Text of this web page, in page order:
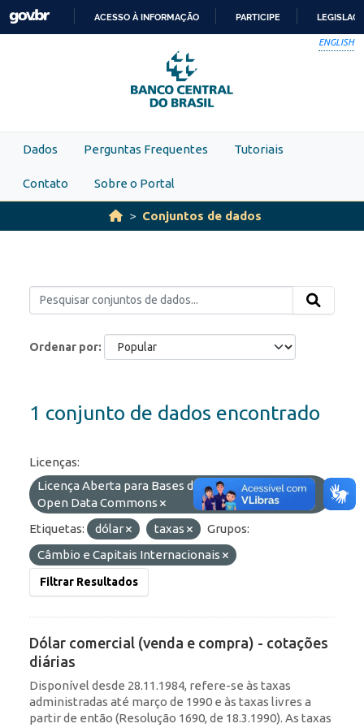
Skip to main content
PARA
O
CONTEÚDO
ACESSO À INFORMAÇÃO PARTICIPE
ENGLISH
Dados Perguntas Frequentes Tutoriais
Contato Sobre o Portal
Conjuntos de dados
Ordenar por
1 conjunto de dados encontrado
Licenças:
Licença Aberta para Bases de Dados (ODbL) do
Open Data Commons
Etiquetas:
dólar taxas
Grupos:
Câmbio e Capitais Internacionais
Filtrar Resultados
Dólar comercial (venda e compra) - cotações
diárias
Disponível desde 28.11.1984, refere-se às taxas
administradas até março de 1990 e às taxas livres a
partir de então (Resolução 1690, de 18.3.1990). As taxas